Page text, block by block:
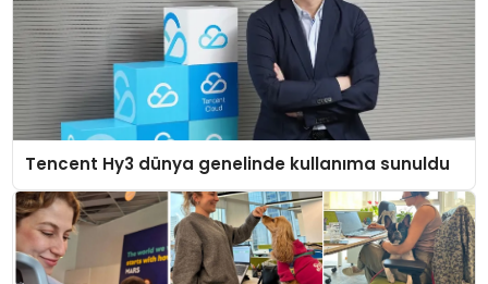
Tencent Hy3 dünya genelinde kullanıma sunuldu